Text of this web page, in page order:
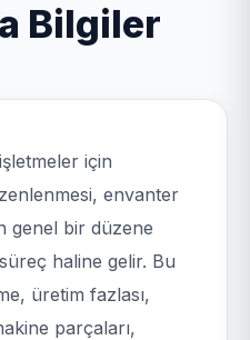
Bilgiler
için
envanter
genel bir düzene
haline gelir. Bu
üretim fazlası,
parçaları,